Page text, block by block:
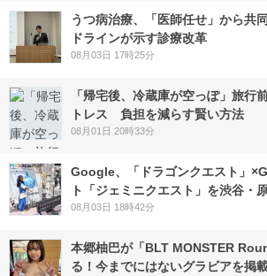
うつ病治療、「医師任せ」から共
ドラインが示す診療改革
08月03日 17時25分
「帰宅後、冷蔵庫が空っぽ」旅行
トレス 負担を減らす賢い方法
08月01日 20時33分
Google、「ドラゴンクエスト」
ト「ジェミニクエスト」を渋谷・
08月03日 18時42分
本郷柚巴が「BLT MONSTER
る！今までにはないグラビアを掲載